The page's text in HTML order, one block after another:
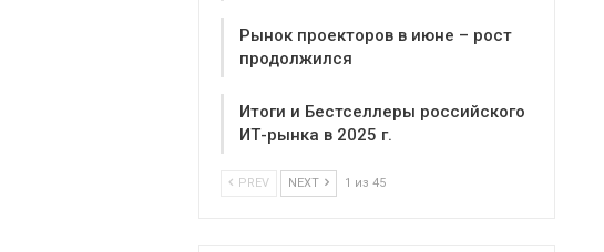
Рынок проекторов в июне – рост
продолжился
Итоги и Бестселлеры российского
ИТ-рынка в 2025 г.
PREV NEXT 1 из 45